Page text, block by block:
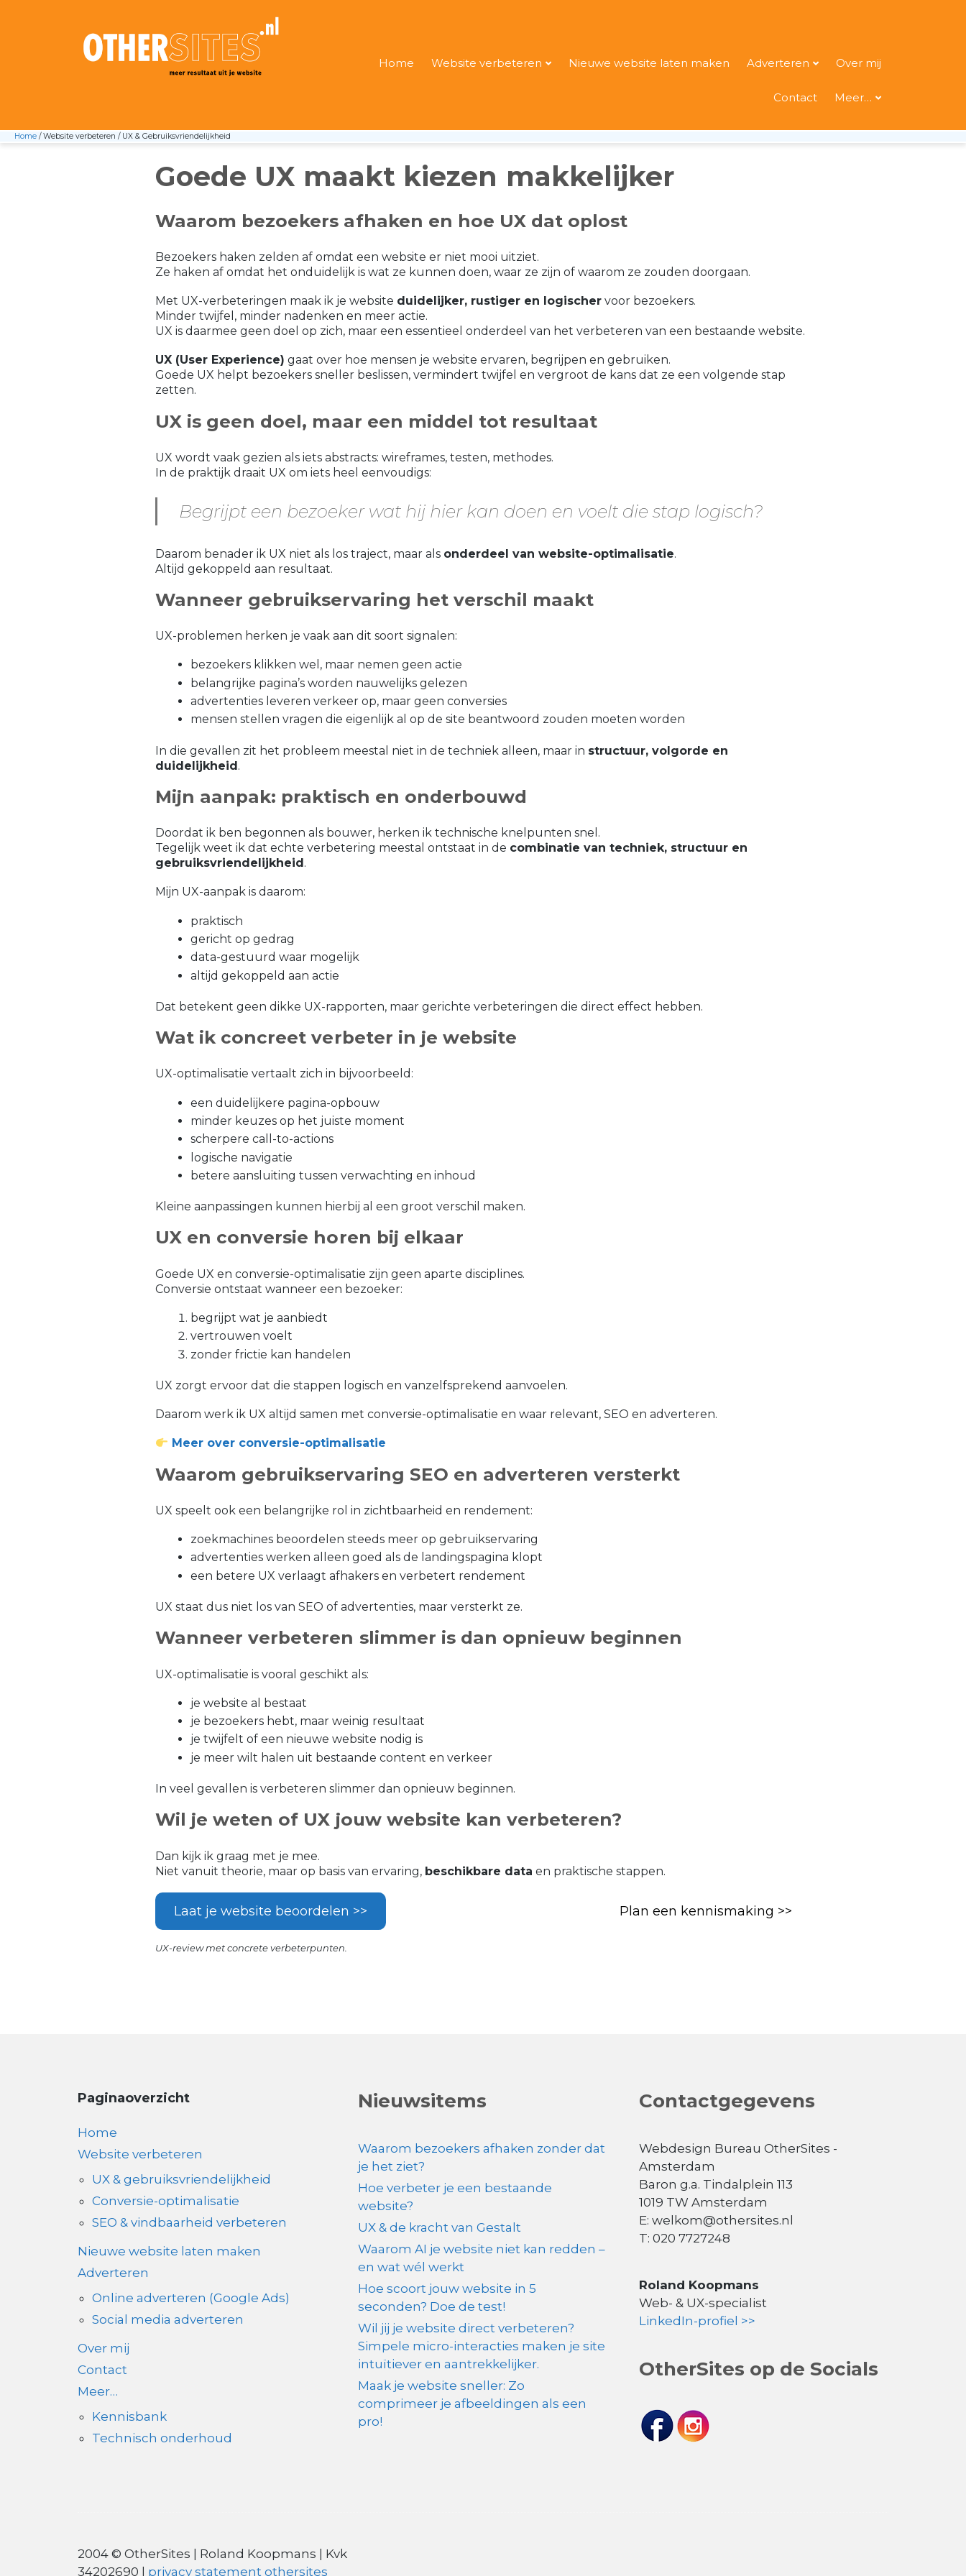
meer resultaat uit je website
Home Website verbeteren Nieuwe website laten maken Adverteren Over mij
Contact Meer…
Home /Website verbeteren / UX & Gebruiksvriendelijkheid
Goede UX maakt kiezen makkelijker
Waarom bezoekers afhaken en hoe UX dat oplost
Bezoekers haken zelden af omdat een website er niet mooi uitziet.
Ze haken af omdat het onduidelijk is wat ze kunnen doen, waar ze zijn of waarom ze zouden doorgaan.
Met UX-verbeteringen maak ik je website duidelijker, rustiger en logischer voor bezoekers.
Minder twijfel, minder nadenken en meer actie.
UX is daarmee geen doel op zich, maar een essentieel onderdeel van het verbeteren van een bestaande website.
UX (User Experience) gaat over hoe mensen je website ervaren, begrijpen en gebruiken.
Goede UX helpt bezoekers sneller beslissen, vermindert twijfel en vergroot de kans dat ze een volgende stap
zetten.
UX is geen doel, maar een middel tot resultaat
UX wordt vaak gezien als iets abstracts: wireframes, testen, methodes.
In de praktijk draait UX om iets heel eenvoudigs:
Begrijpt een bezoeker wat hij hier kan doen en voelt die stap logisch?
Daarom benader ik UX niet als los traject, maar als onderdeel van website-optimalisatie.
Altijd gekoppeld aan resultaat.
Wanneer gebruikservaring het verschil maakt
UX-problemen herken je vaak aan dit soort signalen:
bezoekers klikken wel, maar nemen geen actie
belangrijke pagina’s worden nauwelijks gelezen
advertenties leveren verkeer op, maar geen conversies
mensen stellen vragen die eigenlijk al op de site beantwoord zouden moeten worden
In die gevallen zit het probleem meestal niet in de techniek alleen, maar in structuur, volgorde en
duidelijkheid.
Mijn aanpak: praktisch en onderbouwd
Doordat ik ben begonnen als bouwer, herken ik technische knelpunten snel.
Tegelijk weet ik dat echte verbetering meestal ontstaat in de combinatie van techniek, structuur en
gebruiksvriendelijkheid .
Mijn UX-aanpak is daarom:
praktisch
gericht op gedrag
data-gestuurd waar mogelijk
altijd gekoppeld aan actie
Dat betekent geen dikke UX-rapporten, maar gerichte verbeteringen die direct effect hebben.
Wat ik concreet verbeter in je website
UX-optimalisatie vertaalt zich in bijvoorbeeld:
een duidelijkere pagina-opbouw
minder keuzes op het juiste moment
scherpere call-to-actions
logische navigatie
betere aansluiting tussen verwachting en inhoud
Kleine aanpassingen kunnen hierbij al een groot verschil maken.
UX en conversie horen bij elkaar
Goede UX en conversie-optimalisatie zijn geen aparte disciplines.
Conversie ontstaat wanneer een bezoeker:
begrijpt wat je aanbiedt
vertrouwen voelt
zonder frictie kan handelen
UX zorgt ervoor dat die stappen logisch en vanzelfsprekend aanvoelen.
Daarom werk ik UX altijd samen met conversie-optimalisatie en waar relevant, SEO en adverteren.
Meer over conversie-optimalisatie
Waarom gebruikservaring SEO en adverteren versterkt
UX speelt ook een belangrijke rol in zichtbaarheid en rendement:
zoekmachines beoordelen steeds meer op gebruikservaring
advertenties werken alleen goed als de landingspagina klopt
een betere UX verlaagt afhakers en verbetert rendement
UX staat dus niet los van SEO of advertenties, maar versterkt ze.
Wanneer verbeteren slimmer is dan opnieuw beginnen
UX-optimalisatie is vooral geschikt als:
je website al bestaat
je bezoekers hebt, maar weinig resultaat
je twijfelt of een nieuwe website nodig is
je meer wilt halen uit bestaande content en verkeer
In veel gevallen is verbeteren slimmer dan opnieuw beginnen.
Wil je weten of UX jouw website kan verbeteren?
Dan kijk ik graag met je mee.
Niet vanuit theorie, maar op basis van ervaring, beschikbare data en praktische stappen.
Laat je website beoordelen >>
UX-review met concrete verbeterpunten.
Plan een kennismaking >>
Paginaoverzicht
Home
Website verbeteren
UX & gebruiksvriendelijkheid
Conversie-optimalisatie
SEO & vindbaarheid verbeteren
Nieuwe website laten maken
Adverteren
Online adverteren (Google Ads)
Social media adverteren
Over mij
Contact
Meer…
Kennisbank
Technisch onderhoud
Nieuwsitems
Waarom bezoekers afhaken zonder dat
je het ziet?
Hoe verbeter je een bestaande
website?
UX & de kracht van Gestalt
Waarom AI je website niet kan redden –
en wat wél werkt
Hoe scoort jouw website in 5
seconden? Doe de test!
Wil jij je website direct verbeteren?
Simpele micro-interacties maken je site
intuïtiever en aantrekkelijker.
Maak je website sneller: Zo
comprimeer je afbeeldingen als een
pro!
Contactgegevens
Webdesign Bureau OtherSites -
Amsterdam
Baron g.a. Tindalplein 113
1019 TW Amsterdam
E: welkom@othersites.nl
T: 020 7727248
Roland Koopmans
Web- & UX-specialist
LinkedIn-profiel >>
OtherSites op de Socials
2004 © OtherSites | Roland Koopmans | Kvk
34202690 | privacy statement othersites